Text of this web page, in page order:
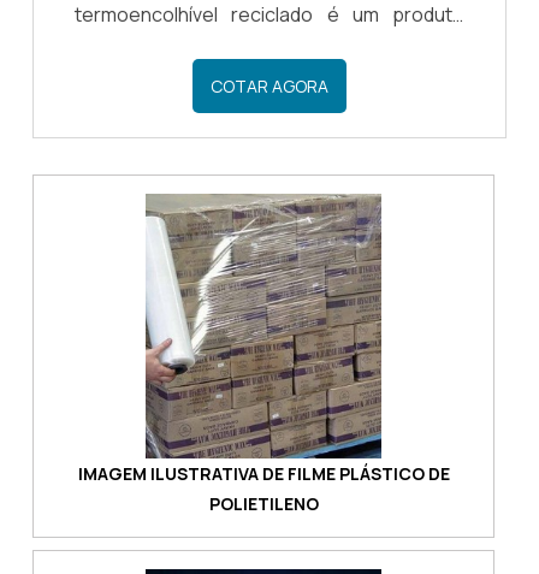
termoencolhível reciclado é um produto
embalagem, tem como objetivo fazer a
embalagem de diferentes produtos de
forma eficiente.OS CUIDADOS
TERMOENCOLHÍVEL Ao contrário de outros
modelos de embalagem, o filme
termoencolhível possui uma coloração
diferente, porém, não muda em nada a
qualidade do materia...
COTAR AGORA
IMAGEM ILUSTRATIVA DE FILME PLÁSTICO DE
POLIETILENO